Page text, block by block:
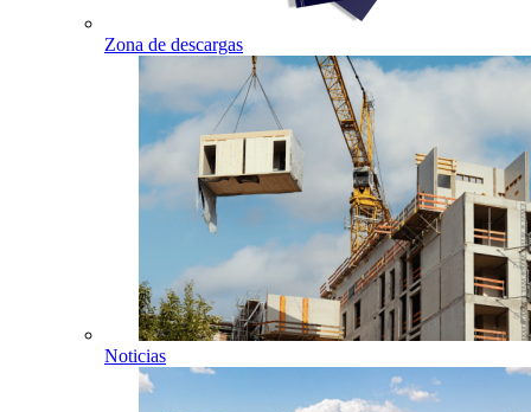
Zona de descargas
Noticias